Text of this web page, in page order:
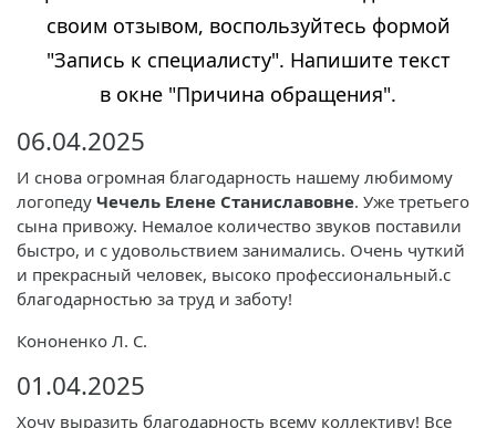
своим отзывом, воспользуйтесь формой
"Запись к специалисту". Напишите текст
в окне "Причина обращения".
06.04.2025
И снова огромная благодарность нашему любимому
логопеду Чечель Елене Станиславовне. Уже третьего
сына привожу. Немалое количество звуков поставили
быстро, и с удовольствием занимались. Очень чуткий
и прекрасный человек, высоко профессиональный.с
благодарностью за труд и заботу!
Кононенко Л. С.
01.04.2025
Хочу выразить благодарность всему коллективу! Все